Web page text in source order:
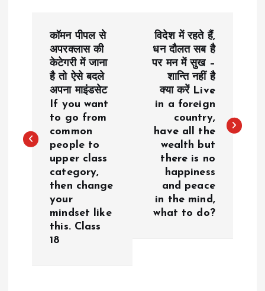
n
कॉमन पीपल से
अपरक्लास की
केटेगरी में जाना
है तो ऐसे बदले
अपना माइंडसेट
If you want
to go from
common
people to
upper class
category,
then change
your
mindset like
this. Class
18
विदेश में रहते हैं,
धन दौलत सब है
पर मन में सुख –
शान्ति नहीं है
क्या करें Live
in a foreign
country,
have all the
wealth but
there is no
happiness
and peace
in the mind,
what to do?